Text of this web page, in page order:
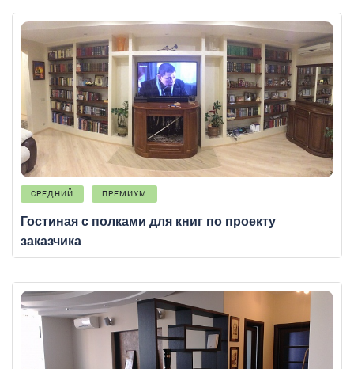
СРЕДНИЙ ПРЕМИУМ
Гостиная с полками для книг по проекту
заказчика